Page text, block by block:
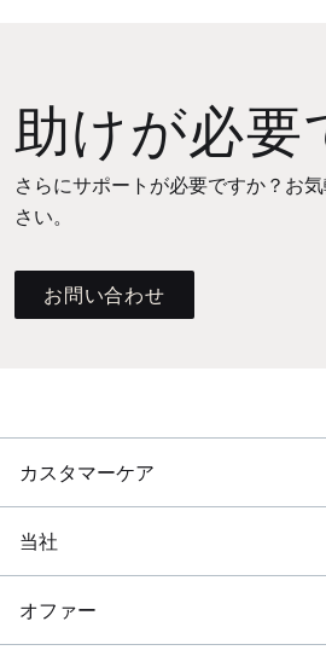
助けが必要
さらにサポートが必要ですか？お
さい。
お問い合わせ
カスタマーケア
当社
オファー